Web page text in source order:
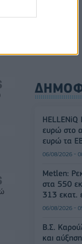
HELLENiQ
ευρώ στο
ευρώ τα
06/08/2026 -
Metlen:
στα 550
313 εκατ.
06/08/2026 -
Β.Σ.
και